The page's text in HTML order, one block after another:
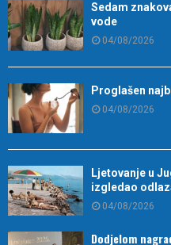
Sedam
vode
04/08/2026
Proglašen
04/08/2026
Ljetovanje u
izgledao
04/08/2026
Dodjelom